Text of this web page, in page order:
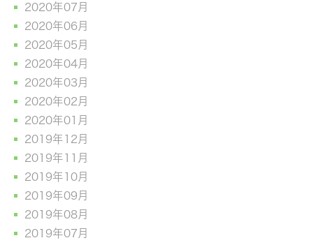
2020年07月
2020年06月
2020年05月
2020年04月
2020年03月
2020年02月
2020年01月
2019年12月
2019年11月
2019年10月
2019年09月
2019年08月
2019年07月